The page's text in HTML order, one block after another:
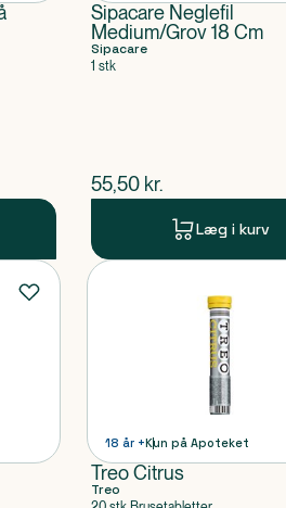
Sipacare Neglefil
Medium/Grov 18 Cm
Sipacare
1 stk
$nuværende pris
55,50 kr.
Læg i kurv
18 år +Kun på Apoteket
Treo Citrus
Treo